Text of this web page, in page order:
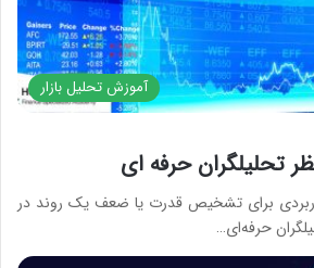
آموزش تحلیل بازار
تحلیلگران حرفه ای
برای تشخیص قدرت یا ضعف یک روند در
حرفه‌ای…